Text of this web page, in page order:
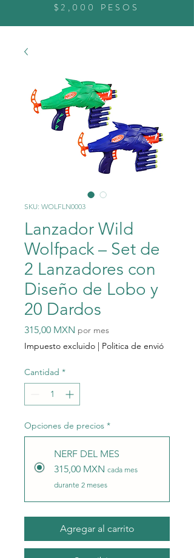
$2,000 PESOS
SKU: WOLFLN0003
Lanzador Wild
Wolfpack – Set de
2 Lanzadores con
Diseño de Lobo y
20 Dardos
315,00 MXN Precio
por mes
Impuesto excluido | Politica de envió
Cantidad *
Opciones de precios *
NERF DEL MES
315,00 MXN cada mes
durante 2 meses
Agregar al carrito